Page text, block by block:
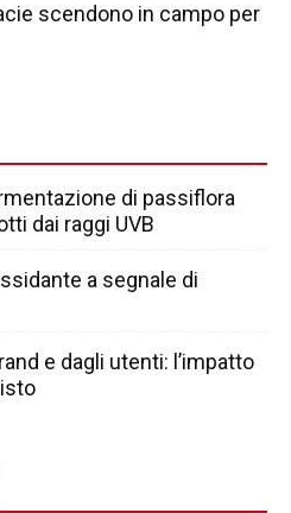
scendono in campo per
di passiflora
dai raggi UVB
a segnale di
e dagli utenti: l’impatto